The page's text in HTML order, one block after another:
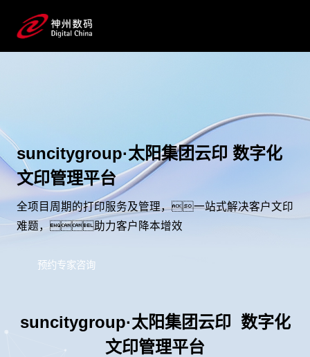
suncitygroup·太阳集团云印 数字化
文印管理平台
全项目周期的打印服务及管理，一站式解决客户文印
难题，助力客户降本增效
预约专家咨询
suncitygroup·太阳集团云印 数字化
文印管理平台